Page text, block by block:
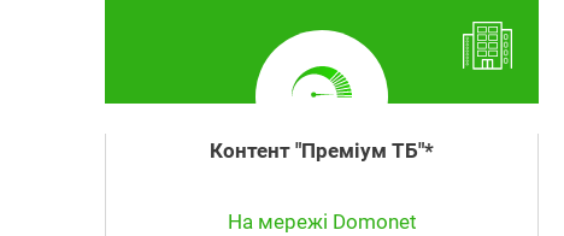
Контент "Преміум ТБ"*
На мережі Domonet